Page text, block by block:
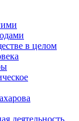
в целом
деятельность